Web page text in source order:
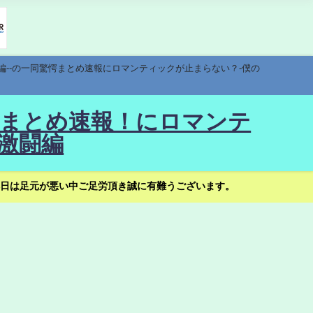
の一同驚愕まとめ速報にロマンティックが止まらない？-僕の
とめ速報！にロマンテ
闘編
足元が悪い中ご足労頂き誠に有難うございます。